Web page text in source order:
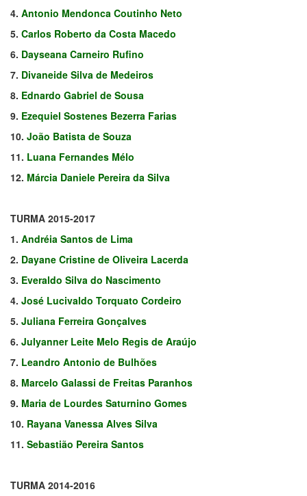
4. Antonio Mendonca Coutinho Neto
5. Carlos Roberto da Costa Macedo
6. Dayseana Carneiro Rufino
7. Divaneide Silva de Medeiros
8. Ednardo Gabriel de Sousa
9. Ezequiel Sostenes Bezerra Farias
10. João Batista de Souza
11. Luana Fernandes Mélo
12. Márcia Daniele Pereira da Silva
TURMA 2015-2017
1. Andréia Santos de Lima
2. Dayane Cristine de Oliveira Lacerda
3. Everaldo Silva do Nascimento
4. José Lucivaldo Torquato Cordeiro
5. Juliana Ferreira Gonçalves
6. Julyanner Leite Melo Regis de Araújo
7. Leandro Antonio de Bulhões
8. Marcelo Galassi de Freitas Paranhos
9. Maria de Lourdes Saturnino Gomes
10. Rayana Vanessa Alves Silva
11. Sebastião Pereira Santos
TURMA 2014-2016